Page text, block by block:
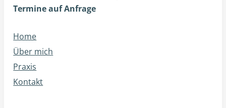
Termine auf Anfrage
Home
Über mich
Praxis
Kontakt